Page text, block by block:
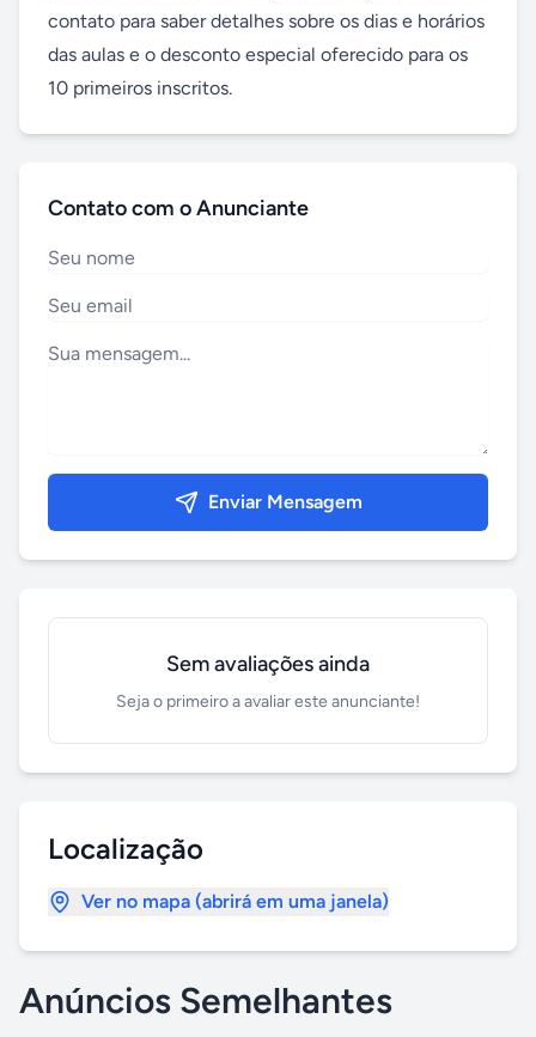
contato para saber detalhes sobre os dias e horários
das aulas e o desconto especial oferecido para os
10 primeiros inscritos.
Contato com o Anunciante
Enviar Mensagem
Sem avaliações ainda
Seja o primeiro a avaliar este anunciante!
Localização
Ver no mapa (abrirá em uma janela)
Anúncios Semelhantes